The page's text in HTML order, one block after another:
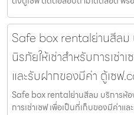
Safe box rentalย่านสีล
นิรภัยให้เช่าสำหรับการเช่า
และรับฝากของมีค่า ตู้เซฟ
Safe box rentalย่านสีลม บริการห้
การเช่าเซฟ เพื่อเป็นที่เก็บของมีค่าแ